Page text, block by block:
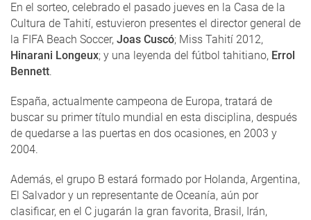
En el sorteo, celebrado el pasado jueves en la Casa de la
Cultura de Tahití, estuvieron presentes el director general de
la FIFA Beach Soccer, Joas Cuscó; Miss Tahití 2012,
Hinarani Longeux; y una leyenda del fútbol tahitiano, Errol
Bennett.
España, actualmente campeona de Europa, tratará de
buscar su primer título mundial en esta disciplina, después
de quedarse a las puertas en dos ocasiones, en 2003 y
2004.
Además, el grupo B estará formado por Holanda, Argentina,
El Salvador y un representante de Oceanía, aún por
clasificar, en el C jugarán la gran favorita, Brasil, Irán,